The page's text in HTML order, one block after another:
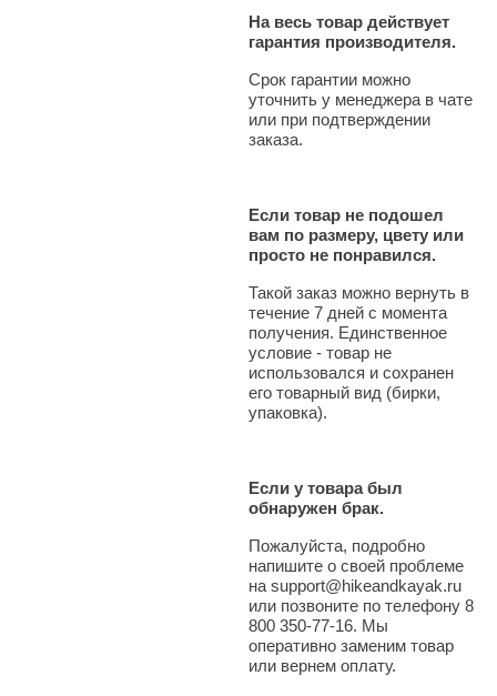
На весь товар действует
гарантия производителя.
Срок гарантии можно
уточнить у менеджера в чате
или при подтверждении
заказа.
Если товар не подошел
вам по размеру, цвету или
просто не понравился.
Такой заказ можно вернуть в
течение 7 дней с момента
получения. Единственное
условие - товар не
использовался и сохранен
его товарный вид (бирки,
упаковка).
Если у товара был
обнаружен брак.
Пожалуйста, подробно
напишите о своей проблеме
на support@hikeandkayak.ru
или позвоните по телефону 8
800 350-77-16. Мы
оперативно заменим товар
или вернем оплату.